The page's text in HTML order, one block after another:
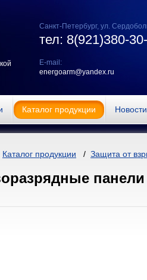
Санкт-Петербург, ул.
тел: 8(921)380-
E-mail:
energoarm@yandex.ru
Каталог продукции Новости
Каталог продукции / Защита от
панели